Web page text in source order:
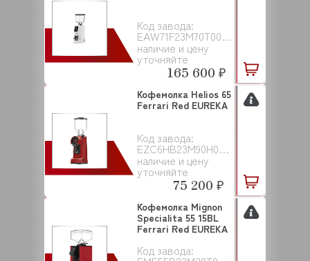
Код завода:
EAW71F23M70T00EAC101
наличие и цену
уточняйте
165 600 ₽
Код завода:
EZC6HB23M90H00EAC251
наличие и цену
уточняйте
Кофемолка Helios 65
Ferrari Red EUREKA
75 200 ₽
Код завода:
Кофемолка Mignon
Specialita 55 15BL
Ferrari Red EUREKA